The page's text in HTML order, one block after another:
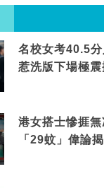
名校女考40.5
惹洗版下場極震
港女搭士慘捱
「29蚊」偉論